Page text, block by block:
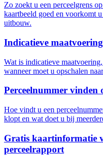
Zo zoekt u een perceelgrens
kaartbeeld goed en voorkomt
uitbouw.
Indicatieve
Wat is indicatieve
wanneer moet u opschalen
Perceelnummer vinden
Hoe vindt u een
klopt en wat doet u bij
Gratis kaartinformatie
perceelrapport